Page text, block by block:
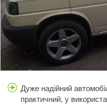
Дуже надійний
практичний, у